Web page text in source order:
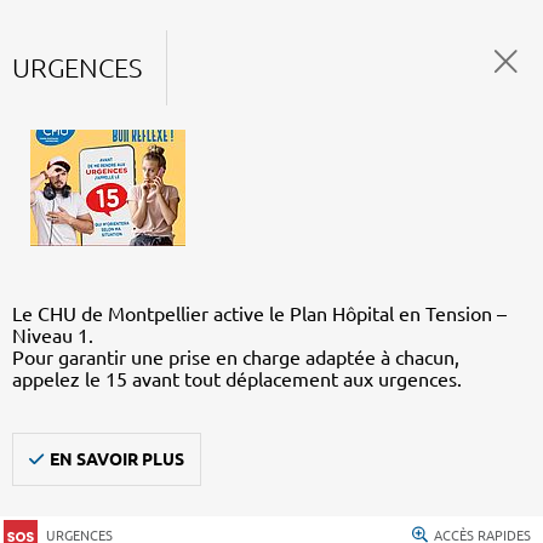
URGENCES
Le CHU de Montpellier active le Plan Hôpital en Tension –
Niveau 1.
Pour garantir une prise en charge adaptée à chacun,
appelez le 15 avant tout déplacement aux urgences.
EN SAVOIR PLUS
URGENCES ACCÈS RAPIDES